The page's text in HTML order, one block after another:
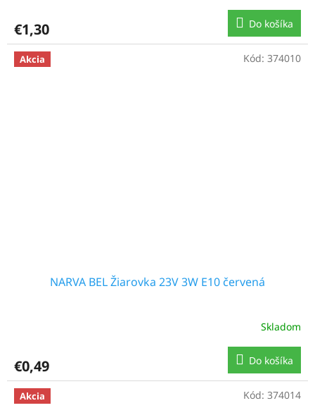
€1,30 Do košíka
Akcia
NARVA BEL Žiarovka 23V 3W E10 červená
Skladom
€0,49 Do košíka
Kód: 374010
Akcia Kód: 374014